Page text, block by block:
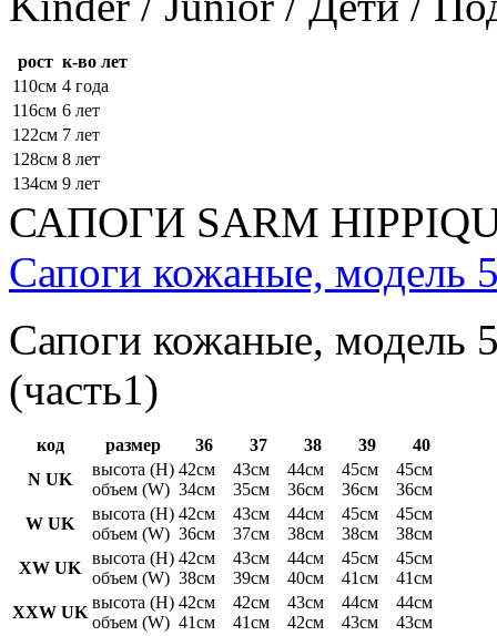
рост к-во лет
110см 4 года
116см 6 лет
122см 7 лет
128см 8 лет
134см 9 лет
САПОГИ SARM
Сапоги кожаные, модель
Сапоги кожаные, модель
(часть1)
код размер 36 37 38 39
40
N UK
высота (H)
объем (W)
42см
34см
43см
35см
44см
36см
45см
36см
45см
36см
W UK
высота (H)
объем (W)
42см
36см
43см
37см
44см
38см
45см
38см
45см
38см
XW UK
высота (H)
объем (W)
42см
38см
43см
39см
44см
40см
45см
41см
45см
41см
XXW UK
высота (H)
объем (W)
42см
41см
42см
41см
43см
42см
44см
43см
44см
43см